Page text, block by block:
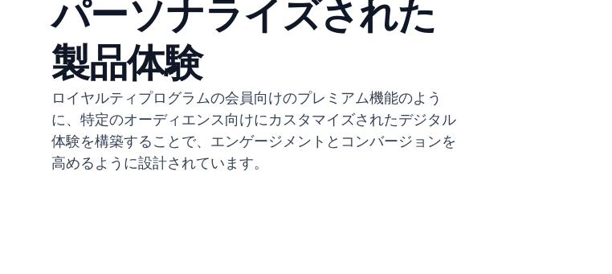
パーソナライズされた
製品体験
ロイヤルティプログラムの会員向けのプレミアム機能のよう
に、特定のオーディエンス向けにカスタマイズされたデジタル
体験を構築することで、エンゲージメントとコンバージョンを
高めるように設計されています。